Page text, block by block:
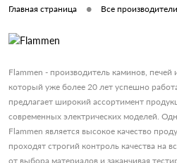
Главная страница • Все производители
Flammen - производитель каминов, печей
который уже более 20 лет успешно
предлагает широкий ассортимент
современных электрических моделей.
Flammen является высокое качество
проходят строгий контроль качества на
от выбора материалов и заканчивая